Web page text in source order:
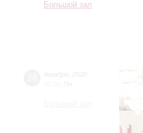
Большой зал